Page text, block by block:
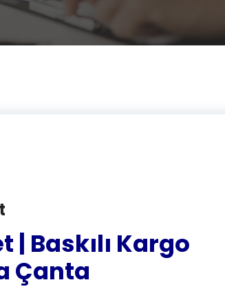
| Baskılı Kargo
Çanta